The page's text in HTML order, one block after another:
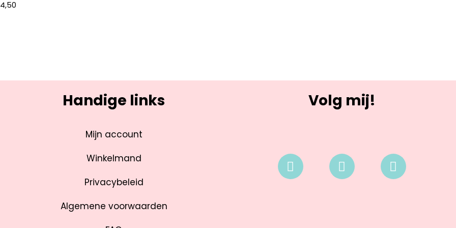
4,50
Handige links
Mijn account
Winkelmand
Privacybeleid
Algemene voorwaarden
Volg mij!